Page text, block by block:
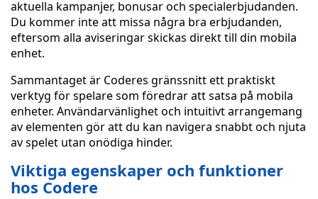
aktuella kampanjer, bonusar och specialerbjudanden.
Du kommer inte att missa några bra erbjudanden,
eftersom alla aviseringar skickas direkt till din mobila
enhet.
Sammantaget är Coderes gränssnitt ett praktiskt
verktyg för spelare som föredrar att satsa på mobila
enheter. Användarvänlighet och intuitivt arrangemang
av elementen gör att du kan navigera snabbt och njuta
av spelet utan onödiga hinder.
Viktiga egenskaper och funktioner
hos Codere